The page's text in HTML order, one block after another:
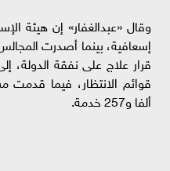
ألفا و257 خدمة.